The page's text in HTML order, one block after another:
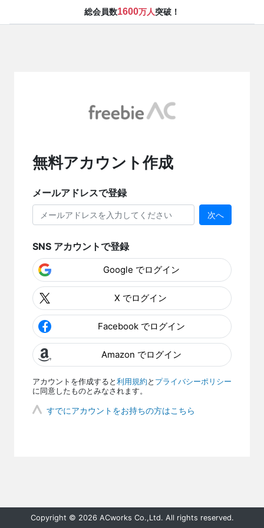
総会員数1600万人突破！
無料アカウント作成
メールアドレスで登録
次へ
SNS アカウントで登録
Google でログイン
X でログイン
Facebook でログイン
Amazon でログイン
アカウントを作成すると 利用規約 と プライバシーポリシー
に同意したものとみなされます。
すでにアカウントをお持ちの方はこちら
Copyright © 2026 ACworks Co.,Ltd. All rights reserved.